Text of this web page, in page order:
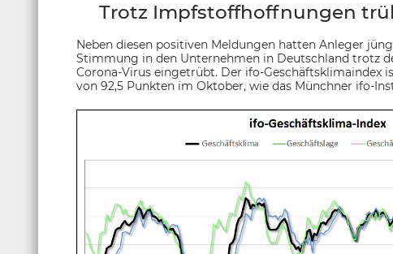
Trotz Impfstoffhoffnungen
Neben diesen positiven Meldungen hatten Anleger
Stimmung in den Unternehmen in Deutschland trotz
Corona-Virus eingetrübt. Der ifo-Geschäftsklimaindex
von 92,5 Punkten im Oktober, wie das Münchner ifo-